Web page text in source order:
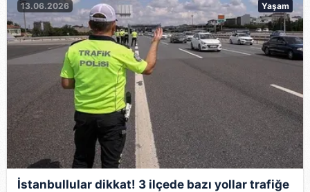
13.06.2026 Yaşam
İstanbullular dikkat! 3 ilçede bazı yollar trafiğe